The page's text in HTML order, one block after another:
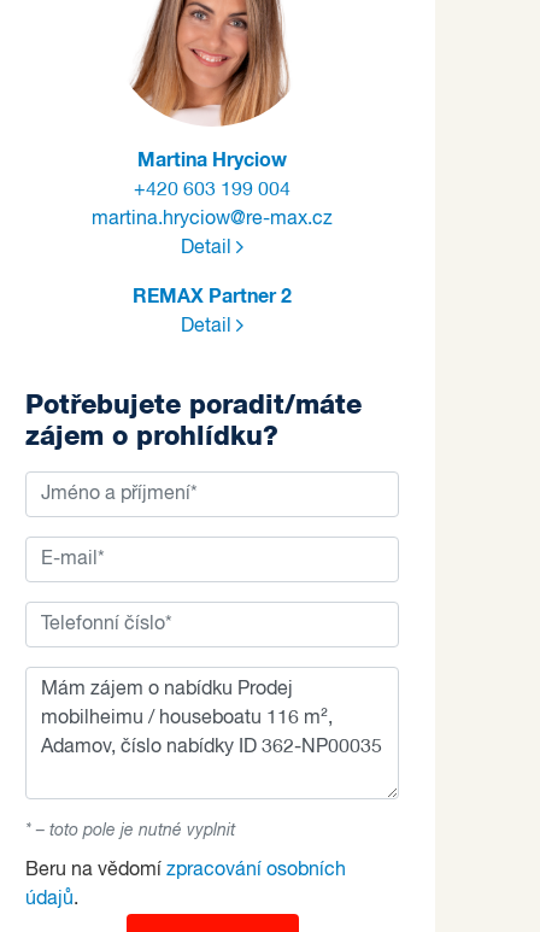
Martina Hryciow
+420 603 199 004
martina.hryciow@re-max.cz
Detail
REMAX Partner 2
Detail
Potřebujete poradit/máte
zájem o prohlídku?
* – toto pole je nutné vyplnit
Beru na vědomí zpracování osobních
údajů.